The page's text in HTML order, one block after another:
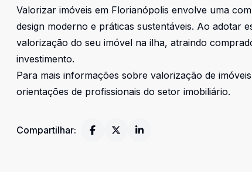
Valorizar imóveis em Florianópolis envolve uma
design moderno e práticas sustentáveis. Ao adotar
valorização do seu imóvel na ilha, atraindo
investimento.
Para mais informações sobre valorização de
orientações de profissionais do setor imobiliário.
Compartilhar: